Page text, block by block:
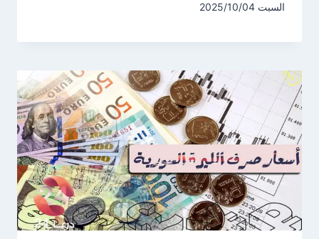
السبت 2025/10/04